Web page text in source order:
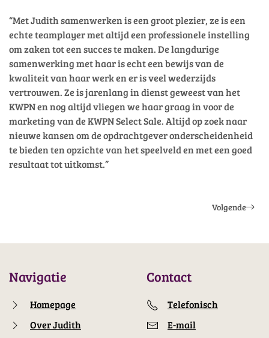
“Met Judith samenwerken is een groot plezier, ze is een
echte teamplayer met altijd een professionele instelling
om zaken tot een succes te maken. De langdurige
samenwerking met haar is echt een bewijs van de
kwaliteit van haar werk en er is veel wederzijds
vertrouwen. Ze is jarenlang in dienst geweest van het
KWPN en nog altijd vliegen we haar graag in voor de
marketing van de KWPN Select Sale. Altijd op zoek naar
nieuwe kansen om de opdrachtgever onderscheidenheid
te bieden ten opzichte van het speelveld en met een goed
resultaat tot uitkomst.”
Volgende
Navigatie
Homepage
Over Judith
Contact
Telefonisch
E-mail